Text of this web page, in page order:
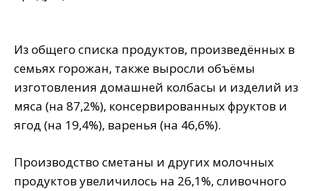
Из общего списка продуктов, произведённых в
семьях горожан, также выросли объёмы
изготовления домашней колбасы и изделий из
мяса (на 87,2%), консервированных фруктов и
ягод (на 19,4%), варенья (на 46,6%).
Производство сметаны и других молочных
продуктов увеличилось на 26,1%, сливочного